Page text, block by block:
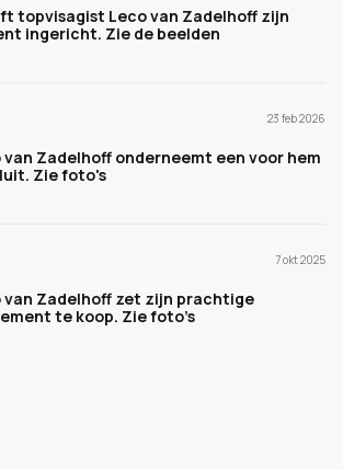
topvisagist Leco van Zadelhoff zijn
ingericht. Zie de beelden
23 feb 2026
Zadelhoff onderneemt een voor hem
Zie foto's
7 okt 2025
van Zadelhoff zet zijn prachtige
te koop. Zie foto’s